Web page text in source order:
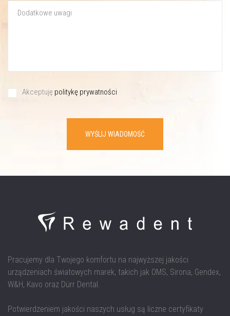
Akceptuję politykę prywatności
WYŚLIJ WIADOMOŚĆ
Pracujemy dla Twojego komfortu na najwyższej jakości
urządzeniach światowych marek, takich jak OMS, Sirona, Gendex,
W&H, Kavo oraz Dürr Dental.
Potwierdzeniem jakości naszych usług są liczne certyfikaty